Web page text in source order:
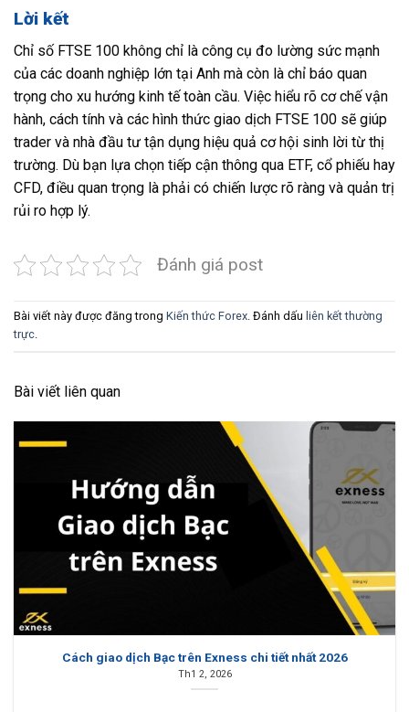
Lời kết
Chỉ số FTSE 100 không chỉ là công cụ đo lường sức mạnh
của các doanh nghiệp lớn tại Anh mà còn là chỉ báo quan
trọng cho xu hướng kinh tế toàn cầu. Việc hiểu rõ cơ chế vận
hành, cách tính và các hình thức giao dịch FTSE 100 sẽ giúp
trader và nhà đầu tư tận dụng hiệu quả cơ hội sinh lời từ thị
trường. Dù bạn lựa chọn tiếp cận thông qua ETF, cổ phiếu hay
CFD, điều quan trọng là phải có chiến lược rõ ràng và quản trị
rủi ro hợp lý.
Đánh giá post
Bài viết này được đăng trong Kiến thức Forex. Đánh dấu liên kết thường
trực.
Bài viết liên quan
Cách giao dịch Bạc trên Exness chi tiết nhất 2026
Th1 2, 2026